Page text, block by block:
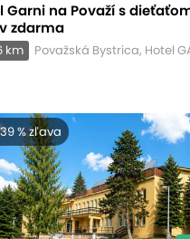
Garni na Považí s
zdarma
km Považská Bystrica, Hotel
39 % zľava